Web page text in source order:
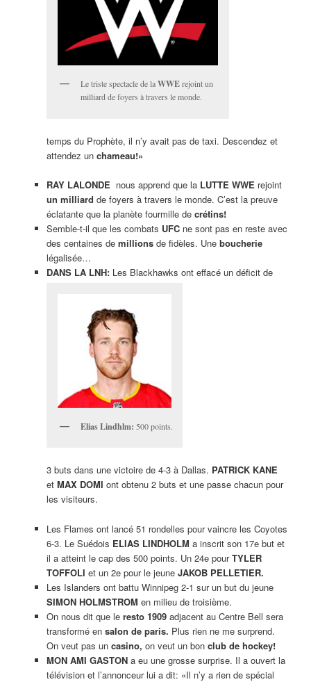
Le triste spectacle de laWWErejoint un
milliard de foyers à travers le monde.
temps du Prophète, il n’y avait pas de taxi. Descendez et
attendez un chameau!»
RAY LALONDE nous apprend que la LUTTE WWE rejoint
un milliard de foyers à travers le monde. C’est la preuve
éclatante que la planète fourmille de crétins!
Semble-t-il que les combats UFCne sont pas en reste avec
des centaines de millionsde fidèles. Une boucherie
légalisée…
DANS LA LNH: Les Blackhawks ont effacé un déficit de
Elias Lindhlm: 500 points.
3 buts dans une victoire de 4-3 à Dallas. PATRICK KANE
et MAX DOMI ont obtenu 2 buts et une passe chacun pour
les visiteurs.
Les Flames ont lancé 51 rondelles pour vaincre les Coyotes
6-3. Le Suédois ELIAS LINDHOLM a inscrit son 17e but et
il a atteint le cap des 500 points. Un 24e pourTYLER
TOFFOLI et un 2e pour le jeune JAKOB PELLETIER.
Les Islanders ont battu Winnipeg 2-1 sur un but du jeune
SIMON HOLMSTROM en milieu de troisième.
On nous dit que le resto 1909adjacent au Centre Bell sera
transformé en salon de paris. Plus rien ne me surprend.
On veut pas un casino, on veut un bon club de hockey!
MON AMI GASTONa eu une grosse surprise. Il a ouvert la
télévision et l’annonceur lui a dit: «Il n’y a rien de spécial